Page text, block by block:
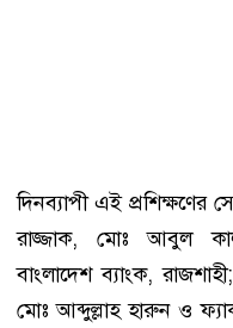
দিনব্যাপী এই
রাজ্জাক, মোঃ আবুল
বাংলাদেশ ব্যাংক,
মোঃ আব্দুল্লাহ হারুন ও